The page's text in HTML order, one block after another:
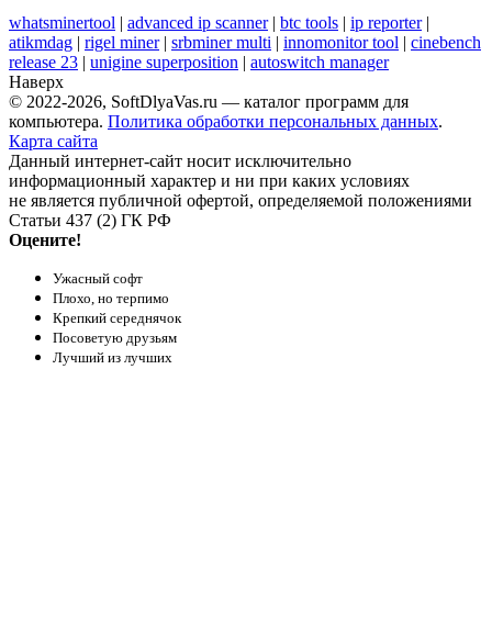
whatsminertool | advanced ip scanner| btc tools | ip reporter|
atikmdag | rigel miner| srbminer multi | innomonitor tool | cinebench
release 23 | unigine superposition | autoswitch manager
Наверх
© 2022-2026, SoftDlyaVas.ru — каталог программ для
компьютера. Политика обработки персональных данных.
Карта сайта
Данный интернет-сайт носит исключительно
информационный характер и ни при каких условиях
не является публичной офертой, определяемой положениями
Статьи 437 (2) ГК РФ
Оцените!
Ужасный софт
Плохо, но терпимо
Крепкий середнячок
Посоветую друзьям
Лучший из лучших